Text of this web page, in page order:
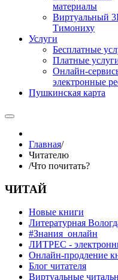
материалы
Виртуальный
Тимониху
Услуги
Бесплатные
Платные
Онлайн-
электронные
Пушкинская карта
Главная/
Читателю
/Что почитать?
ЧИТАЙ
Новые книги
Литературная
#Знания_онлайн
ЛИТРЕС -
Онлайн-продление
Блог читателя
Виртуальные